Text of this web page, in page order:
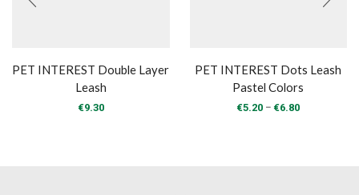
PET INTEREST Double Layer
Leash
€9.30
PET INTEREST Dots Leash
Pastel Colors
€5.20 – €6.80Price